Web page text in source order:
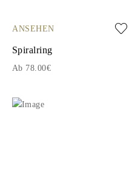
ANSEHEN
Spiralring
Ab 78.00€